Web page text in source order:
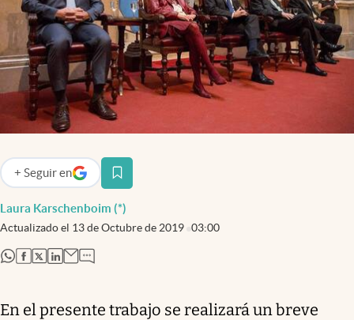
Eventos Corporativos
El Cronista Studio
Mediakit
abre en nueva pestaña
Argentina
Laura Karschenboim (*)
Actualizado el 13 de Octubre de 2019 03:00
+ Seguir en
abre en nueva pestaña
abre en nueva pestaña
abre en nueva pestaña
abre en nueva pestaña
abre en nueva pestaña
En el presente trabajo se realizará un breve